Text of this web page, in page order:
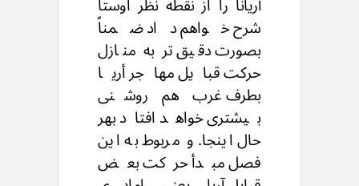
شرح خواهم داد ضمناً
بصورت دقیق تر به منازل
حرکت قبایل مهاجر أریا
بطرف غرب هم روشنی
بیشتری خواهد افتاد بهر
حال اینجا. و مربوط به این
فصل مبدأ حرکت بعض